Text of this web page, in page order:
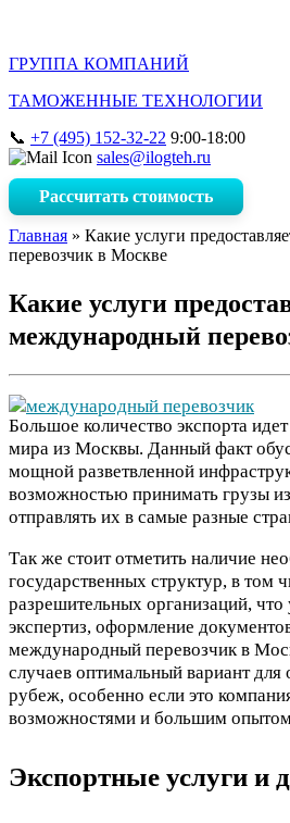
ГРУППА КОМПАНИЙ
ТАМОЖЕННЫЕ ТЕХНОЛОГИИ
+7 (495) 152-32-22 9:00-18:00
sales@ilogteh.ru
Рассчитать стоимость
Главная » Какие услуги
перевозчик в Москве
Какие услуги
международный
Большое количество экспорта
мира из Москвы. Данный факт
мощной разветвленной
возможностью принимать грузы
отправлять их в самые разные
Так же стоит отметить наличие
государственных структур, в том
разрешительных организаций,
экспертиз, оформление
международный перевозчик в
случаев оптимальный вариант для
рубеж, особенно если это
возможностями и большим
Экспортные услуги и